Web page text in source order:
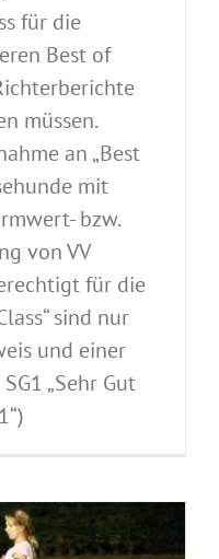
für die
Best of
müssen.
an „Best
mit
bzw.
von VV
für die
sind nur
und einer
„Sehr Gut